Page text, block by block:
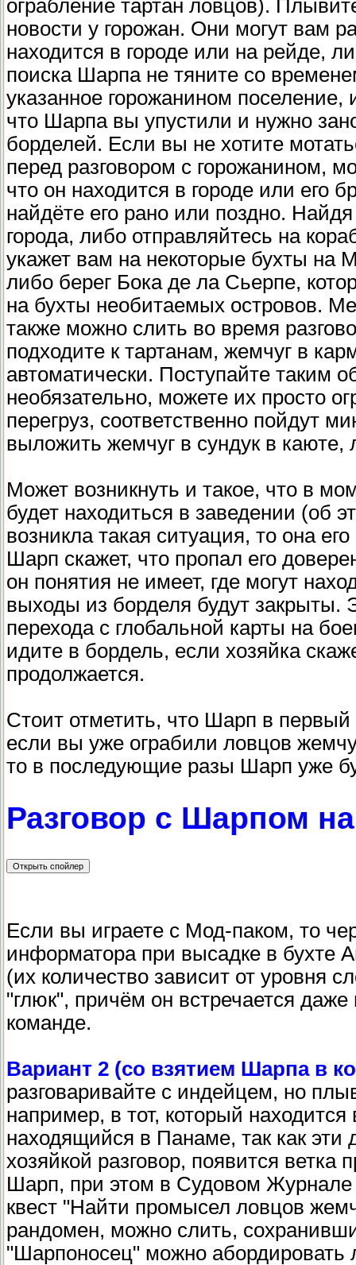
ограбление тартан ловцов).
новости у горожан. Они могут вам
находится в городе или на рейде,
поиска Шарпа не тяните со
указанное горожанином
что Шарпа вы упустили и нужно
борделей. Если вы не хотите
перед разговором с горожанином,
что он находится в городе или его
найдёте его рано или поздно.
города, либо отправляйтесь на
укажет вам на некоторые бухты на
либо берег Бока де ла Сьерпе,
на бухты необитаемых островов.
также можно слить во время
подходите к тартанам, жемчуг в
автоматически. Поступайте таким
необязательно, можете их просто
перегруз, соответственно пойдут
выложить жемчуг в сундук в каюте,
Может возникнуть и такое, что в
будет находиться в заведении (об
возникла такая ситуация, то она
Шарп скажет, что пропал его
он понятия не имеет, где могут
выходы из борделя будут закрыты.
перехода с глобальной карты на
идите в бордель, если хозяйка
продолжается.
Стоит отметить, что Шарп в первый
если вы уже ограбили ловцов
то в последующие разы Шарп уже
Разговор с Шарпом
Если вы играете с Мод-паком, то
информатора при высадке в бухте
(их количество зависит от уровня
"глюк", причём он встречается
команде.
Вариант 2 (со взятием Шарпа в
разговаривайте с индейцем, но
например, в тот, который
находящийся в Панаме, так как эти
хозяйкой разговор, появится
Шарп, при этом в Судовом Журнале
квест "Найти промысел ловцов
рандомен, можно слить,
"Шарпоносец" можно абордировать